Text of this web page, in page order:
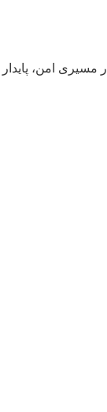
امن، پایدار